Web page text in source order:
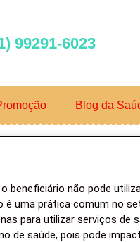
99291-6023
Blog da
beneficiário não pode
uma prática comum no
para utilizar serviços de
de saúde, pois pode